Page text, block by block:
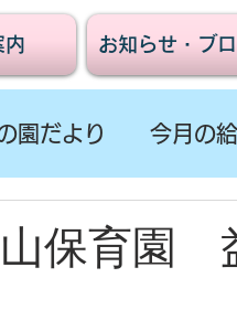
内 お知らせ・ブ
園だより 今月の
保育園